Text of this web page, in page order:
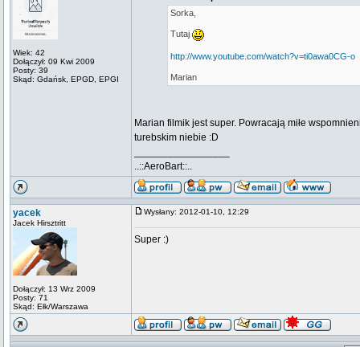
Wiek: 42
Dołączył: 09 Kwi 2009
Posty: 39
Skąd: Gdańsk, EPGD, EPGI
Sorka,
Tutaj
http://www.youtube.com/watch?v=ti0awa0CG-o
Marian
Marian filmik jest super. Powracają miłe
turebskim niebie :D
..::AeroBart::..
yacek
Jacek Hirsztritt
Dołączył: 13 Wrz 2009
Posty: 71
Skąd: Ełk/Warszawa
Wysłany: 2012-01-10, 12:29
Super :)